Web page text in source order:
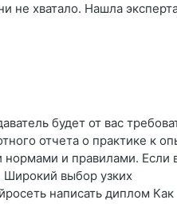
не хватало. Нашла
будет от вас
отчета о практике к
нормами и правилами. Если
Широкий выбор узких
написать диплом Как